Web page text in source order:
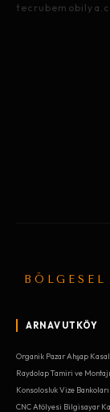
ARNAVUTKÖY
Organik Pazar Ahşap
Raydolap Tamiri ve Montajı
Konsolosluk Vize Bankoları
CNC Atölyesi Bilgisayar